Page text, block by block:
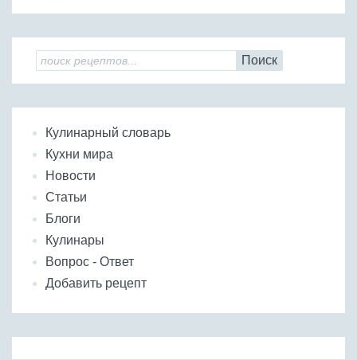
Поиск
Кулинарный словарь
Кухни мира
Новости
Статьи
Блоги
Кулинары
Вопрос - Ответ
Добавить рецепт